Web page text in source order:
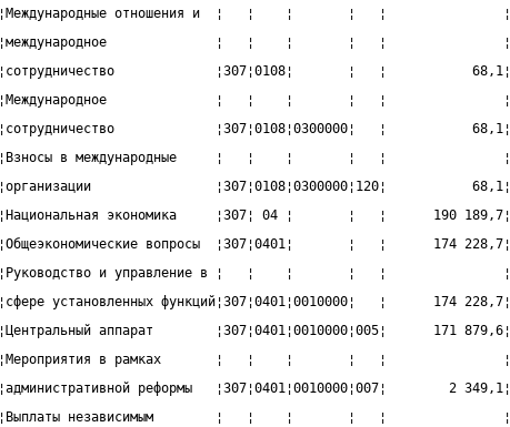
¦Международные отношения и  ¦   ¦    ¦       ¦   ¦               ¦
¦международное              ¦   ¦    ¦       ¦   ¦               ¦
¦сотрудничество             ¦307¦0108¦       ¦   ¦           68,1¦
¦Международное              ¦   ¦    ¦       ¦   ¦               ¦
¦сотрудничество             ¦307¦0108¦0300000¦   ¦           68,1¦
¦Взносы в международные     ¦   ¦    ¦       ¦   ¦               ¦
¦организации                ¦307¦0108¦0300000¦120¦           68,1¦
¦Национальная экономика     ¦307¦ 04 ¦       ¦   ¦      190 189,7¦
¦Общеэкономические вопросы  ¦307¦0401¦       ¦   ¦      174 228,7¦
¦Руководство и управление в ¦   ¦    ¦       ¦   ¦               ¦
¦сфере установленных функций¦307¦0401¦0010000¦   ¦      174 228,7¦
¦Центральный аппарат        ¦307¦0401¦0010000¦005¦      171 879,6¦
¦Мероприятия в рамках       ¦   ¦    ¦       ¦   ¦               ¦
¦административной реформы   ¦307¦0401¦0010000¦007¦        2 349,1¦
¦Выплаты независимым        ¦   ¦    ¦       ¦   ¦               ¦